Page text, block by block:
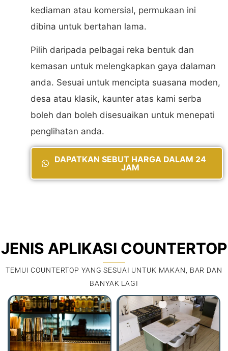
kediaman atau komersial, permukaan ini
dibina untuk bertahan lama.
Pilih daripada pelbagai reka bentuk dan
kemasan untuk melengkapkan gaya dalaman
anda. Sesuai untuk mencipta suasana moden,
desa atau klasik, kaunter atas kami serba
boleh dan boleh disesuaikan untuk menepati
penglihatan anda.
DAPATKAN SEBUT HARGA DALAM 24
JAM
JENIS APLIKASI COUNTERTOP
TEMUI COUNTERTOP YANG SESUAI UNTUK MAKAN, BAR DAN
BANYAK LAGI